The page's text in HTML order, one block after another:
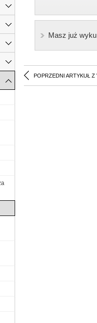
Masz już
POPRZEDNI ARTYKUŁ Z